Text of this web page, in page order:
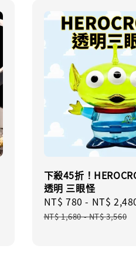
下殺45折！
透明 三眼怪
Sale
price
NT$ 780 - NT$
NT$ 1,680-NT$ 3,560